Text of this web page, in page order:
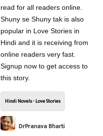
read for all readers online.
Shuny se Shuny tak is also
popular in Love Stories in
Hindi and it is receiving from
online readers very fast.
Signup now to get access to
this story.
Hindi Novels - Love Stories
DrPranava Bharti